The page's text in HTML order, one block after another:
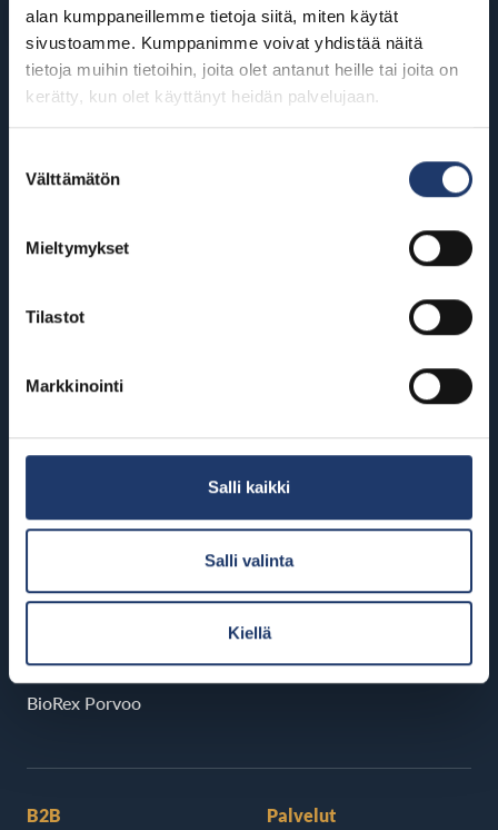
alan kumppaneillemme tietoja siitä, miten käytät
sivustoamme. Kumppanimme voivat yhdistää näitä
tietoja muihin tietoihin, joita olet antanut heille tai joita on
kerätty, kun olet käyttänyt heidän palvelujaan.
valinta
Välttämätön
Mieltymykset
Tilastot
Markkinointi
Salli kaikki
Salli valinta
Kiellä
BioRexillä on 12 elokuvateatteria
ympäri Suomea
BioRex Redi
Hyvinkää
BioRex Verkatehdas
BioRex Kajaani
Porvoo
BioRex Porvoo
BioRex Tornio
Vaasa
B2B
Palvelut